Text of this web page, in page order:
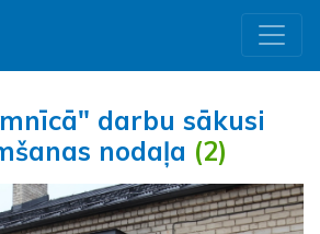
darbu sākusi
nodaļa (2)